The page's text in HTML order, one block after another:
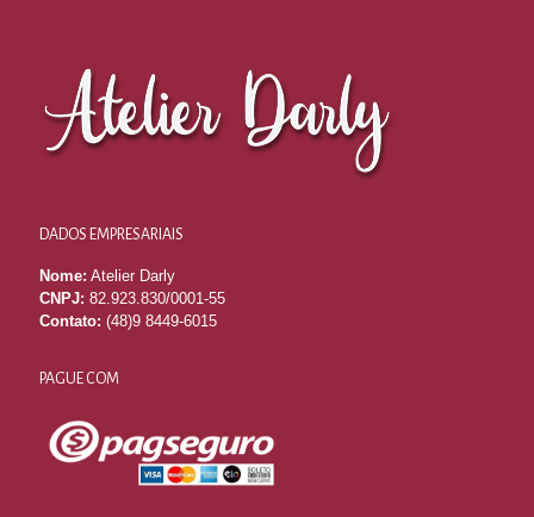
DADOS EMPRESARIAIS
Nome: Atelier Darly
CNPJ: 82.923.830/0001-55
Contato: (48)9 8449-6015
PAGUE COM